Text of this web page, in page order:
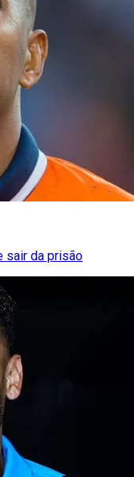
sair da prisão